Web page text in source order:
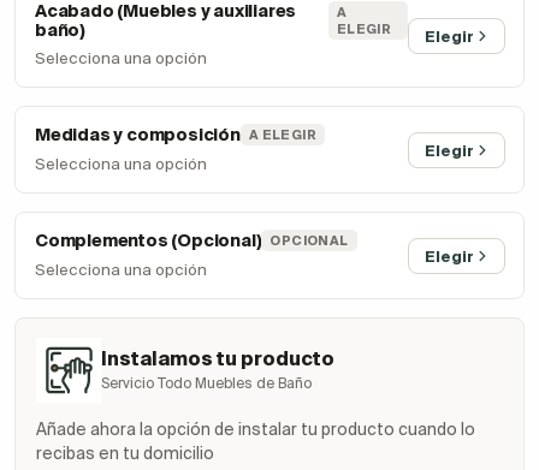
Acabado (Muebles y auxiliares
baño)
A
ELEGIR
Selecciona una opción
Elegir
Medidas y composición A ELEGIR
Selecciona una opción
Elegir
Complementos (Opcional) OPCIONAL
Selecciona una opción
Elegir
Instalamos tu producto
Servicio Todo Muebles de Baño
Añade ahora la opción de instalar tu producto cuando lo
recibas en tu domicilio